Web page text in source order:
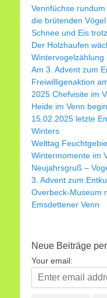
b
o
o
k
Vennfüchse
die brütenden Vögel
Schnee und Eis
Der Holzhaufen
Wintervogelzählung
Am 3. Advent zum
Freiwilligenaktion
2025 Chefvisite im
Heide im Venn
15.02.2025 letzte
Winters
Welttag
Wintermomente im
Neujahrsgruß –
3. Advent zum
Overbeck-Museum
Emsdettener Venn
Neue Beiträge
Your email: